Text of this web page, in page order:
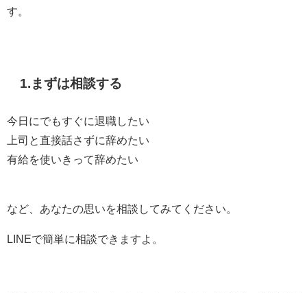
す。
1.まずは相談する
今日にでもすぐに退職したい
上司と直接話さずに辞めたい
有給を使いきって辞めたい
など、あなたの思いを相談してみてください。
LINEで簡単に相談できますよ。